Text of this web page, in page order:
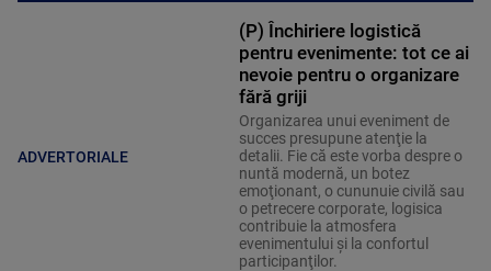
ADVERTORIALE
(P) Închiriere logistică
pentru evenimente: tot ce ai
nevoie pentru o organizare
fără griji
Organizarea unui eveniment de
succes presupune atenţie la
detalii. Fie că este vorba despre o
nuntă modernă, un botez
emoţionant, o cununuie civilă sau
o petrecere corporate, logisica
contribuie la atmosfera
evenimentului şi la confortul
participanţilor.